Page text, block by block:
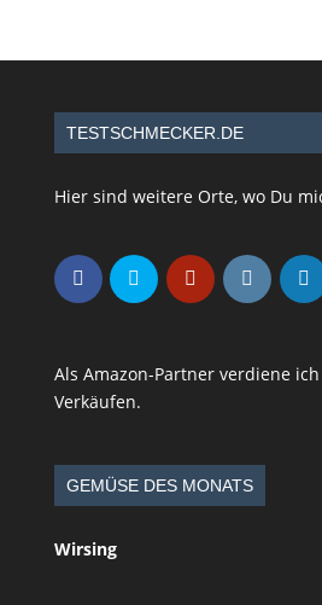
TESTSCHMECKER.DE
Hier sind weitere Orte, wo Du
Als Amazon-Partner verdiene
Verkäufen.
GEMÜSE DES MONATS
Wirsing